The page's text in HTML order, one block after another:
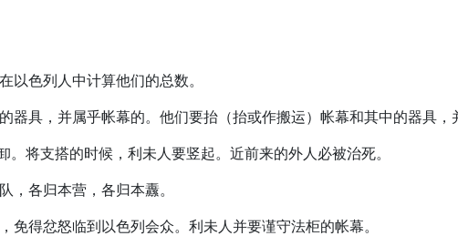
以色列人中计算他们的总数。
器具，并属乎帐幕的。他们要抬（抬或作搬运）帐幕和其中的器具
将支搭的时候，利未人要竖起。近前来的外人必被治死。
，各归本营，各归本纛。
免得忿怒临到以色列会众。利未人并要谨守法柜的帐幕。